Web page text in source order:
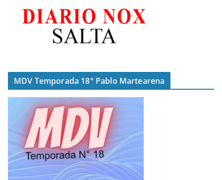
MDV Temporada 18° Pablo Martearena